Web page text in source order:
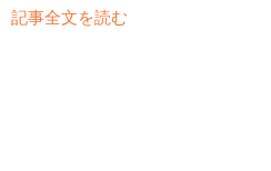
記事全文を読む